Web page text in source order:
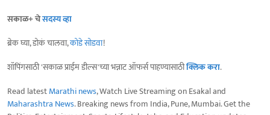
सकाळ+ चेसदस्य व्हा
ब्रेक घ्या, डोकं चालवा,कोडे सोडवा!
शॉपिंगसाठी 'सकाळ प्राईम डील्स'च्या भन्नाट ऑफर्स पाहण्यासाठीक्लिक करा.
Read latestMarathi news, Watch Live Streaming on Esakal and
Maharashtra News. Breaking news from India, Pune, Mumbai. Get the